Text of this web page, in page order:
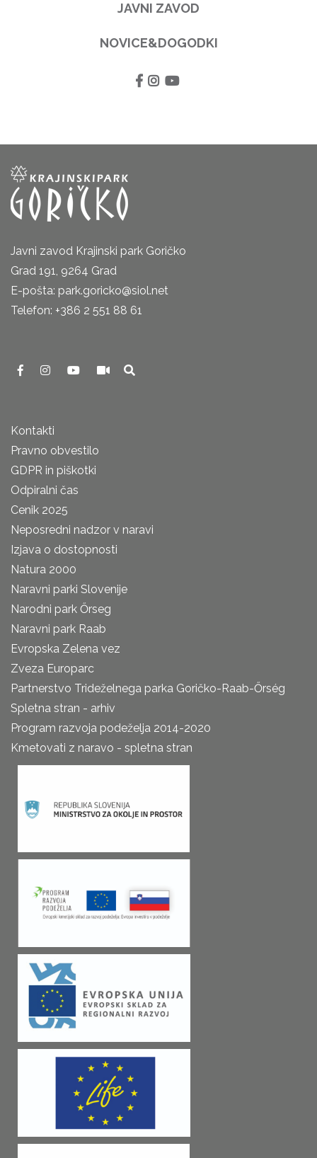
JAVNI ZAVOD
NOVICE&DOGODKI
Javni zavod Krajinski park Goričko
Grad 191, 9264 Grad
E-pošta: park.goricko@siol.net
Telefon: +386 2 551 88 61
Kontakti
Pravno obvestilo
GDPR in piškotki
Odpiralni čas
Cenik 2025
Neposredni nadzor v naravi
Izjava o dostopnosti
Natura 2000
Naravni parki Slovenije
Narodni park Őrseg
Naravni park Raab
Evropska Zelena vez
Zveza Europarc
Partnerstvo Trideželnega parka Goričko-Raab-Őrség
Spletna stran - arhiv
Program razvoja podeželja 2014-2020
Kmetovati z naravo - spletna stran